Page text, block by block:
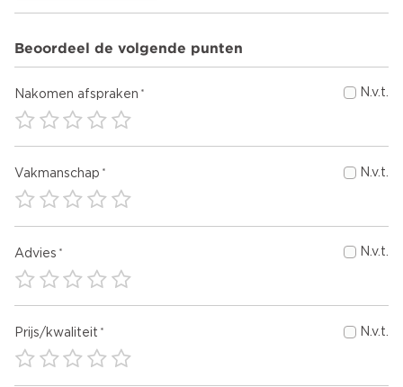
Beoordeel de volgende punten
Nakomen afspraken N.v.t.
Vakmanschap N.v.t.
Advies N.v.t.
Prijs/kwaliteit N.v.t.